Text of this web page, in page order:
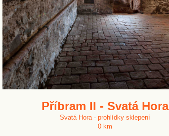
Příbram II - Svatá Hora
Svatá Hora - prohlídky sklepení
0 km